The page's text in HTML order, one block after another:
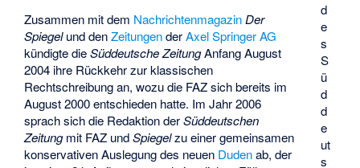
d
e
s
S
ü
d
d
e
ut
s
Zusammen mit dem Nachrichtenmagazin Der
Spiegelund denZeitungenderAxel Springer AG
kündigte dieSüddeutsche ZeitungAnfang August
2004 ihre Rückkehr zur klassischen
Rechtschreibung an, wozu die FAZ sich bereits im
August 2000 entschieden hatte. Im Jahr 2006
sprach sich die Redaktion derSüddeutschen
Zeitungmit FAZ undSpiegelzu einer gemeinsamen
konservativen Auslegung des neuen Dudenab, der